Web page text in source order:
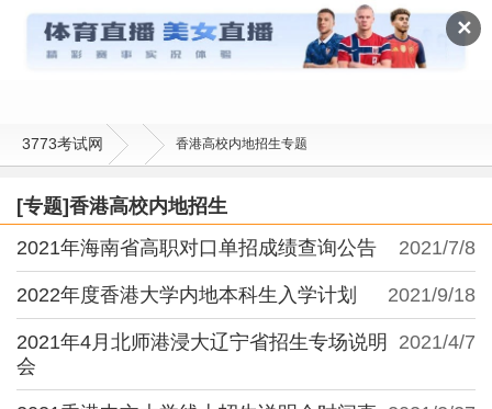
✕
香港高校内地招生
3773考试网 香港高校内地招生专题
[专题]香港高校内地招生
2021/7/8
2021年海南省高职对口单招成绩查询公告
2021/9/18
2022年度香港大学内地本科生入学计划
2021/4/7
2021年4月北师港浸大辽宁省招生专场说明
会